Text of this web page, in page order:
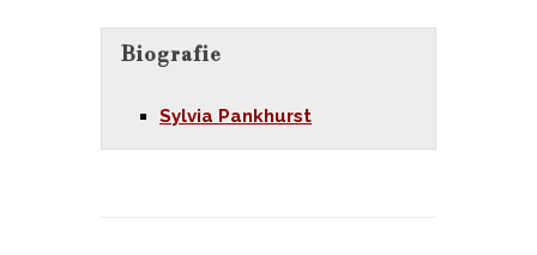
Biografie
Sylvia Pankhurst